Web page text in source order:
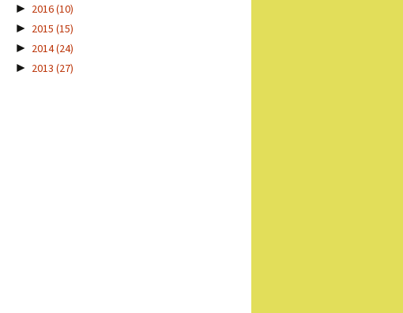
► 2016(10)
► 2015 (15)
► 2014(24)
► 2013 (27)